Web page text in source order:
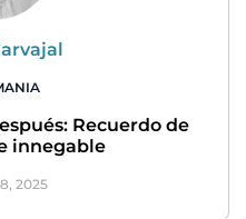
Recuerdo de
innegable
2025